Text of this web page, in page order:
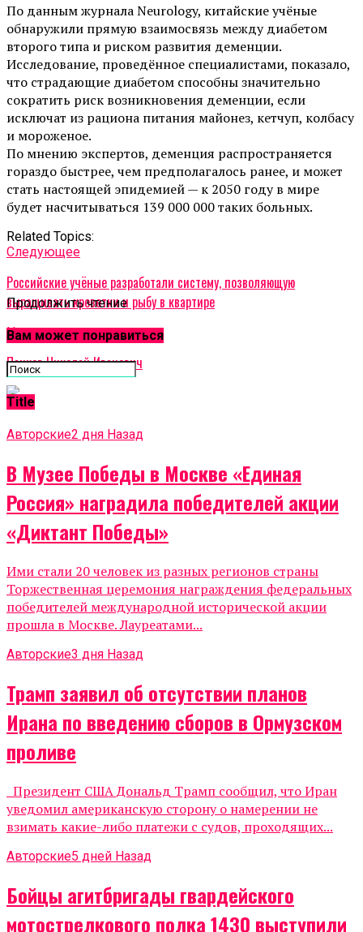
По данным журнала Neurology, китайские учёные
обнаружили прямую взаимосвязь между диабетом
второго типа и риском развития деменции.
Исследование, проведённое специалистами, показало,
что страдающие диабетом способны значительно
сократить риск возникновения деменции, если
исключат из рациона питания майонез, кетчуп, колбасу
и мороженое.
По мнению экспертов, деменция распространяется
гораздо быстрее, чем предполагалось ранее, и может
стать настоящей эпидемией — к 2050 году в мире
будет насчитываться 139 000 000 таких больных.
Related Topics:
Cледующее
Российские учёные разработали систему, позволяющую
выращивать креветки и рыбу в квартире
Не пропустите
Панков Николай Иванович
Продолжить чтение
Вам может понравиться
Title
Авторские2 дня Назад
В Музее Победы в Москве «Единая
Россия» наградила победителей акции
«Диктант Победы»
Ими стали 20 человек из разных регионов страны
Торжественная церемония награждения федеральных
победителей международной исторической акции
прошла в Москве. Лауреатами...
Авторские3 дня Назад
Трамп заявил об отсутствии планов
Ирана по введению сборов в Ормузском
проливе
Президент США Дональд Трамп сообщил, что Иран
уведомил американскую сторону о намерении не
взимать какие-либо платежи с судов, проходящих...
Авторские5 дней Назад
Бойцы агитбригады гвардейского
мотострелкового полка 1430 выступили